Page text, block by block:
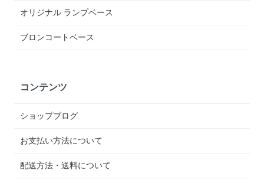
オリジナル ランプベース
ブロンコートベース
コンテンツ
ショップブログ
お支払い方法について
配送方法・送料について